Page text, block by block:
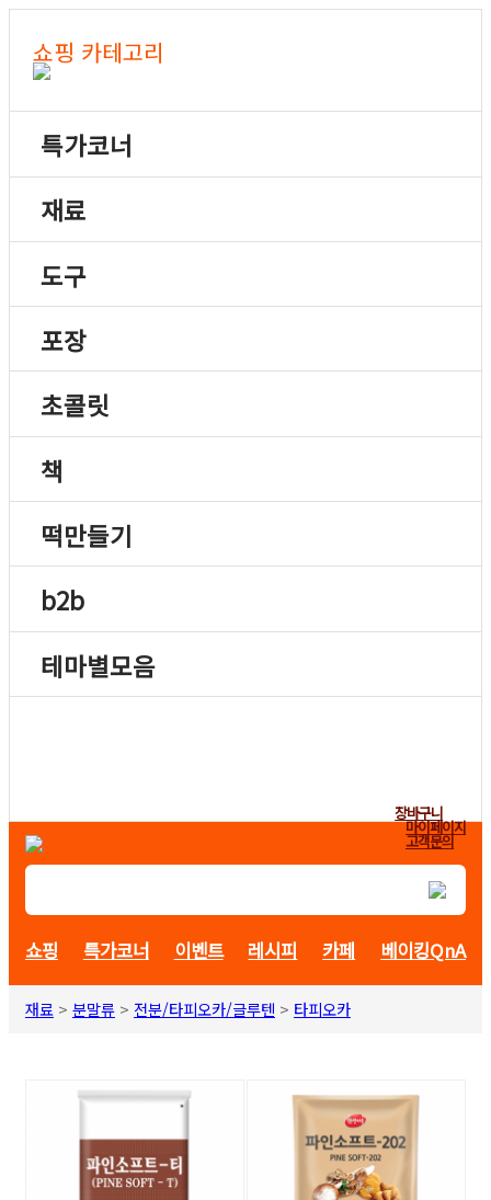
쇼핑 카테고리
특가코너
재료
도구
포장
초콜릿
책
떡만들기
b2b
테마별모음
장바구니
마이페이지
고객문의
쇼핑 특가코너 이벤트 레시피 카페 베이킹QnA
재료> 분말류> 전분/타피오카/글루텐 > 타피오카